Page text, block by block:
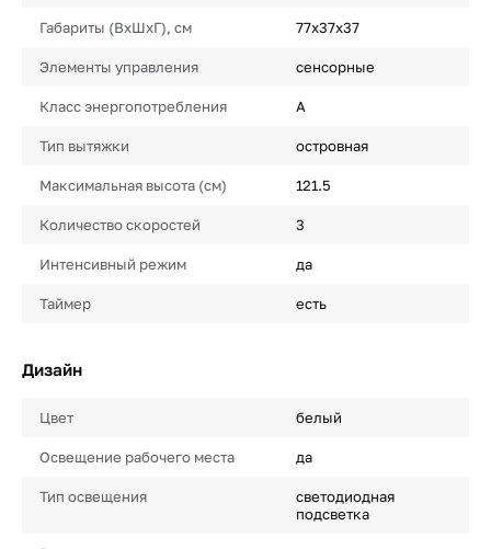
Габариты (ВхШхГ), см 77х37х37
Элементы управления сенсорные
Класс энергопотребления A
Тип вытяжки островная
Максимальная высота (см) 121.5
Количество скоростей 3
Интенсивный режим да
Таймер есть
Дизайн
Цвет белый
Освещение рабочего места да
Тип освещения
светодиодная
подсветка